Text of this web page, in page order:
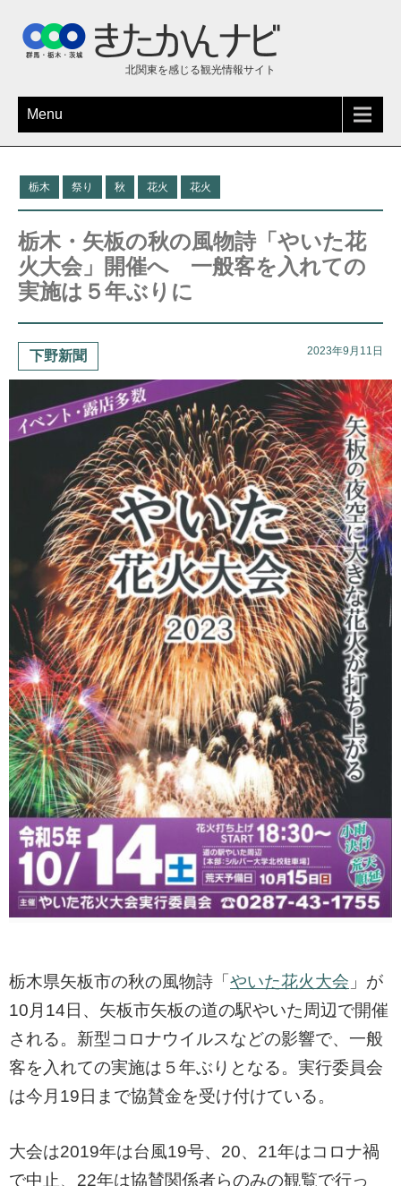
北関東を感じる観光情報サイト
Menu
栃木 祭り 秋 花火 花火
栃木・矢板の秋の風物詩「やいた花
火大会」開催へ 一般客を入れての
実施は５年ぶりに
下野新聞 2023年9月11日
栃木県矢板市の秋の風物詩「やいた花火大会 」が
10月14日、矢板市矢板の道の駅やいた周辺で開催
される。新型コロナウイルスなどの影響で、一般
客を入れての実施は５年ぶりとなる。実行委員会
は今月19日まで協賛金を受け付けている。
大会は2019年は台風19号、20、21年はコロナ禍
で中止、22年は協賛関係者らのみの観覧で行っ